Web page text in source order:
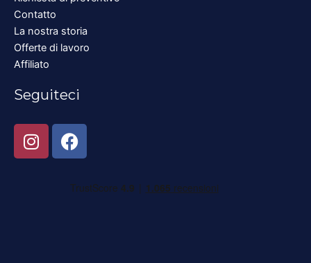
Contatto
La nostra storia
Offerte di lavoro
Affiliato
Seguiteci
I
n
F
a
e